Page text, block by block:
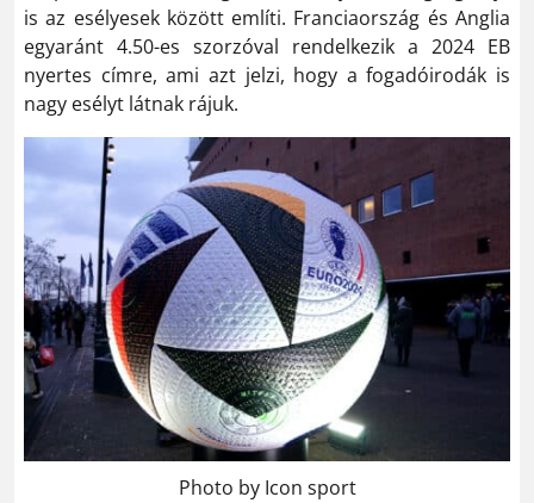
is az esélyesek között említi. Franciaország és Anglia
egyaránt 4.50-es szorzóval rendelkezik a 2024 EB
nyertes címre, ami azt jelzi, hogy a fogadóirodák is
nagy esélyt látnak rájuk.
Photo by Icon sport